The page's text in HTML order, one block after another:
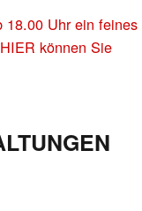
18.00 Uhr ein feines
können Sie